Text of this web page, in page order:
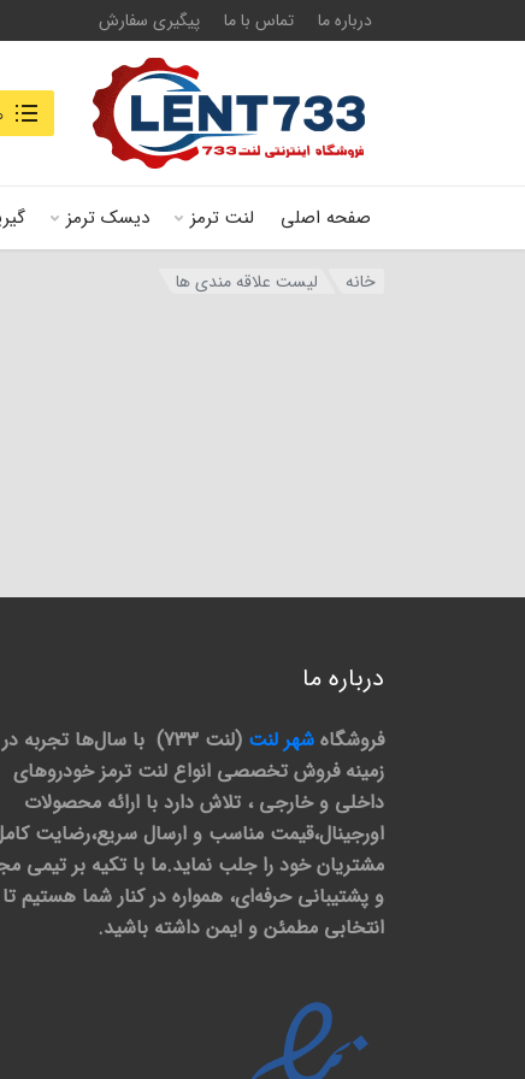
درباره ما تماس با ما پیگیری سفارش
صفحه اصلی لنت ترمز دیسک ترمز
جستجو
خانه لیست علاقه مندی ها
درباره ما
فروشگاه شهر لنت
(لنت 733) با سال‌ها تجربه در
زمینه فروش تخصصی انواع لنت ترمز خودروهای
داخلی و خارجی ، تلاش دارد با ارائه محصولات
اورجینال،قیمت مناسب و ارسال سریع،رضایت
مشتریان خود را جلب نماید.ما با تکیه بر تیمی
و پشتیبانی حرفه‌ای، همواره در کنار شما هستیم تا
انتخابی مطمئن و ایمن داشته باشید.